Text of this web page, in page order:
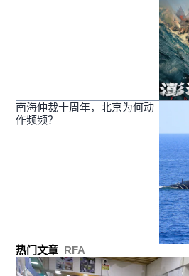
南海仲裁十周年，北京为何动
作频频？
热门文章 RFA